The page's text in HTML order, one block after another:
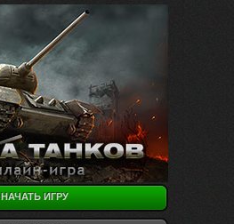
НАЧАТЬ ИГРУ